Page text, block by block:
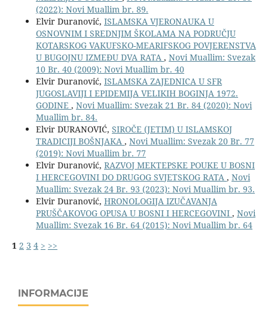
(2022): Novi Muallim br. 89.
Elvir Duranović, ISLAMSKA VJERONAUKA U
OSNOVNIM I SREDNJIM ŠKOLAMA NA PODRUČJU
KOTARSKOG VAKUFSKO-MEARIFSKOG POVJERENSTVA
U BUGOJNU IZMEĐU DVA RATA , Novi Muallim: Svezak
10 Br. 40 (2009): Novi Muallim br. 40
Elvir Duranović, ISLAMSKA ZAJEDNICA U SFR
JUGOSLAVIJI I EPIDEMIJA VELIKIH BOGINJA 1972.
GODINE , Novi Muallim: Svezak 21 Br. 84 (2020): Novi
Muallim br. 84.
Elvir DURANOVIĆ, SIROČE (JETIM) U ISLAMSKOJ
TRADICIJI BOŠNJAKA , Novi Muallim: Svezak 20 Br. 77
(2019): Novi Muallim br. 77
Elvir Duranović, RAZVOJ MEKTEPSKE POUKE U BOSNI
I HERCEGOVINI DO DRUGOG SVJETSKOG RATA , Novi
Muallim: Svezak 24 Br. 93 (2023): Novi Muallim br. 93.
Elvir Duranović, HRONOLOGIJA IZUČAVANJA
PRUŠČAKOVOG OPUSA U BOSNI I HERCEGOVINI , Novi
Muallim: Svezak 16 Br. 64 (2015): Novi Muallim br. 64
1 2 3 4 > >>
INFORMACIJE